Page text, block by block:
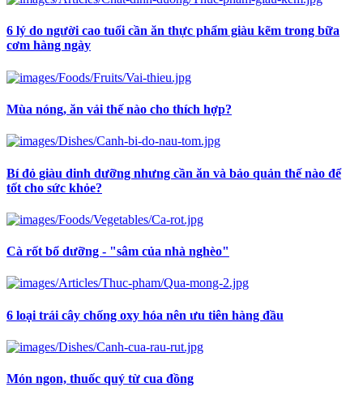
6 lý do người cao tuổi cần ăn thực phẩm giàu kẽm trong bữa
cơm hàng ngày
Mùa nóng, ăn vải thế nào cho thích hợp?
Bí đỏ giàu dinh dưỡng nhưng cần ăn và bảo quản thế nào để
tốt cho sức khỏe?
Cà rốt bổ dưỡng - "sâm của nhà nghèo"
6 loại trái cây chống oxy hóa nên ưu tiên hàng đầu
Món ngon, thuốc quý từ cua đồng